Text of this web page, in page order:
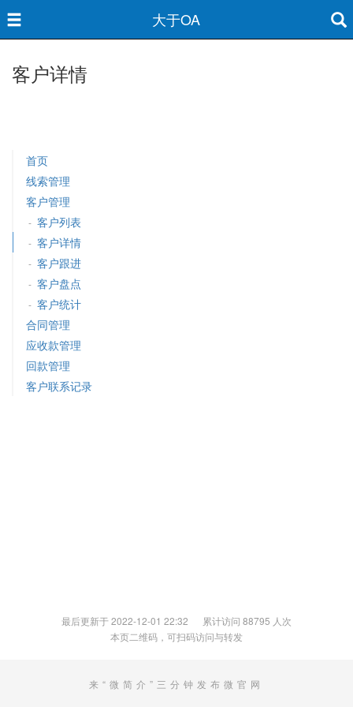
大于OA
客户详情
首页
线索管理
客户管理
- 客户列表
- 客户详情
- 客户跟进
- 客户盘点
- 客户统计
合同管理
应收款管理
回款管理
客户联系记录
最后更新于 2022-12-01 22:32 累计访问 88795 人次
本页二维码，可扫码访问与转发
来“微简介”三分钟发布微官网